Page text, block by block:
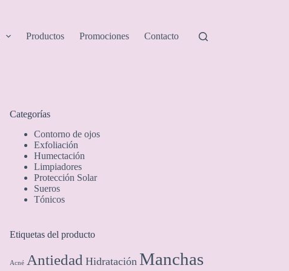
Productos Promociones Contacto
Categorías
Contorno de ojos
Exfoliación
Humectación
Limpiadores
Protección Solar
Sueros
Tónicos
Etiquetas del producto
Acné Antiedad Hidratación Manchas